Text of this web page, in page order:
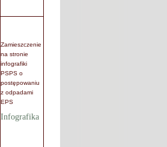
Zamieszczenie
na stronie
infografiki
PSPS o
postępowaniu
z odpadami
EPS
Infografika